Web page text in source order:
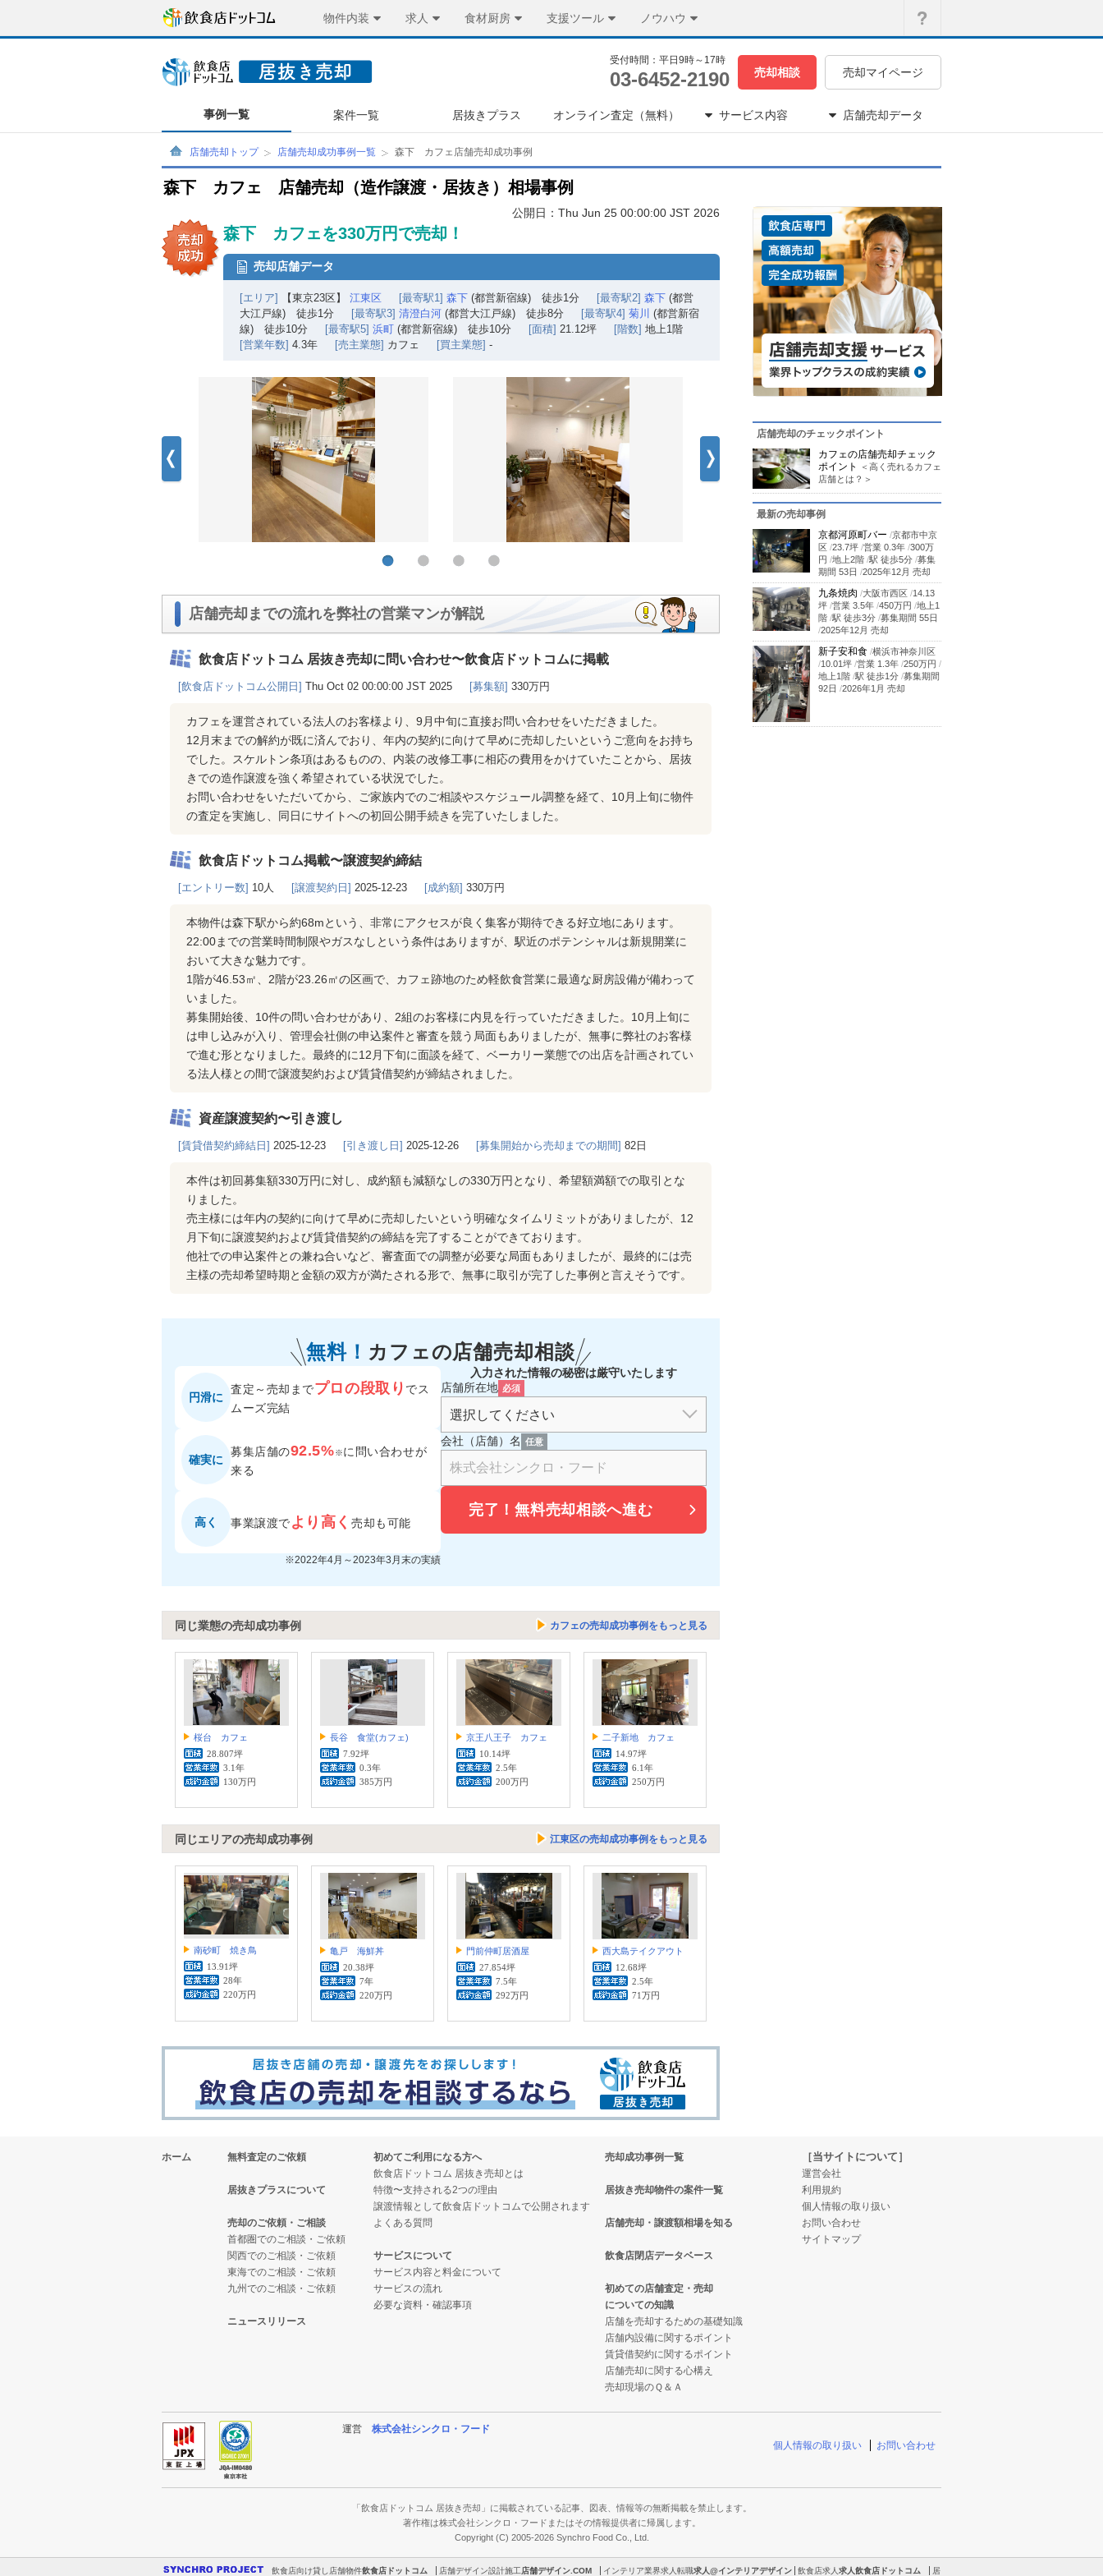
物件内装 求人 食材厨房 支援ツール ノウハウ
受付時間：平日9時～17時
03-6452-2190 売却相談 売却マイページ
事例一覧 案件一覧 居抜きプラス オンライン査定（無料） サービス内容 店舗売却データ
店舗売却トップ 店舗売却成功事例一覧 森下 カフェ店舗売却成功事例
森下 カフェ 店舗売却（造作譲渡・居抜き）相場事例
公開日：Thu Jun 25 00:00:00 JST 2026
森下 カフェを330万円で売却！
売却店舗データ
[エリア] 【東京23区】 江東区 [最寄駅1] 森下 (都営新宿線) 徒歩1分 [最寄駅2] 森下 (都営
大江戸線) 徒歩1分
[最寄駅3] 清澄白河 (都営大江戸線) 徒歩8分 [最寄駅4] 菊川 (都営新宿
線) 徒歩10分
[最寄駅5] 浜町 (都営新宿線) 徒歩10分 [面積] 21.12坪 [階数] 地上1階
[営業年数] 4.3年 [売主業態] カフェ [買主業態] -
店舗売却までの流れを弊社の営業マンが解説
飲食店ドットコム 居抜き売却に問い合わせ〜飲食店ドットコムに掲載
[飲食店ドットコム公開日] Thu Oct 02 00:00:00 JST 2025 [募集額] 330万円
カフェを運営されている法人のお客様より、9月中旬に直接お問い合わせをいただきました。
12月末までの解約が既に済んでおり、年内の契約に向けて早めに売却したいというご意向をお持ち
でした。スケルトン条項はあるものの、内装の改修工事に相応の費用をかけていたことから、居抜
きでの造作譲渡を強く希望されている状況でした。
お問い合わせをいただいてから、ご家族内でのご相談やスケジュール調整を経て、10月上旬に物件
の査定を実施し、同日にサイトへの初回公開手続きを完了いたしました。
飲食店ドットコム掲載〜譲渡契約締結
[エントリー数] 10人 [譲渡契約日] 2025-12-23 [成約額] 330万円
本物件は森下駅から約68mという、非常にアクセスが良く集客が期待できる好立地にあります。
22:00までの営業時間制限やガスなしという条件はありますが、駅近のポテンシャルは新規開業に
おいて大きな魅力です。
1階が46.53㎡、2階が23.26㎡の区画で、カフェ跡地のため軽飲食営業に最適な厨房設備が備わって
いました。
募集開始後、10件の問い合わせがあり、2組のお客様に内見を行っていただきました。10月上旬に
は申し込みが入り、管理会社側の申込案件と審査を競う局面もありましたが、無事に弊社のお客様
で進む形となりました。最終的に12月下旬に面談を経て、ベーカリー業態での出店を計画されてい
る法人様との間で譲渡契約および賃貸借契約が締結されました。
資産譲渡契約〜引き渡し
[賃貸借契約締結日] 2025-12-23 [引き渡し日] 2025-12-26 [募集開始から売却までの期間] 82日
本件は初回募集額330万円に対し、成約額も減額なしの330万円となり、希望額満額での取引とな
りました。
売主様には年内の契約に向けて早めに売却したいという明確なタイムリミットがありましたが、12
月下旬に譲渡契約および賃貸借契約の締結を完了することができております。
他社での申込案件との兼ね合いなど、審査面での調整が必要な局面もありましたが、最終的には売
主様の売却希望時期と金額の双方が満たされる形で、無事に取引が完了した事例と言えそうです。
無料！ カフェの店舗売却相談
円滑に
査定～売却までプロの段取り でス
ムーズ完結
確実に
募集店舗の92.5%※に 問い合わせが
来る
高く 事業譲渡でより高く売却も可能
※2022年4月～2023年3月末の実績
入力された情報の秘密は厳守いたします
店舗所在地 必須
会社（店舗）名 任意
完了！無料売却相談へ進む
同じ業態の売却成功事例 カフェの売却成功事例をもっと見る
桜台 カフェ
28.807坪
3.1年
130万円
長谷 食堂(カフェ)
7.92坪
0.3年
385万円
京王八王子 カフェ
10.14坪
2.5年
200万円
二子新地 カフェ
14.97坪
6.1年
250万円
同じエリアの売却成功事例 江東区の売却成功事例をもっと見る
南砂町 焼き鳥
13.91坪
28年
220万円
亀戸 海鮮丼
20.38坪
7年
220万円
門前仲町居酒屋
27.854坪
7.5年
292万円
西大島テイクアウト
12.68坪
2.5年
71万円
店舗売却のチェックポイント
カフェの店舗売却チェック
ポイント
＜高く売れるカフェ
店舗とは？＞
最新の売却事例
京都河原町バー /京都市中京
区 /23.7坪 /営業 0.3年 /300万
円 /地上2階 /駅 徒歩5分 /募集
期間 53日 /2025年12月 売却
九条焼肉 /大阪市西区 /14.13
坪 /営業 3.5年 /450万円 /地上1
階 /駅 徒歩3分 /募集期間 55日
/2025年12月 売却
新子安和食 /横浜市神奈川区
/10.01坪 /営業 1.3年 /250万円 /
地上1階 /駅 徒歩1分 /募集期間
92日 /2026年1月 売却
ホーム 無料査定のご依頼
居抜きプラスについて
売却のご依頼・ご相談
首都圏でのご相談・ご依頼
関西でのご相談・ご依頼
東海でのご相談・ご依頼
九州でのご相談・ご依頼
ニュースリリース
初めてご利用になる方へ
飲食店ドットコム 居抜き売却とは
特徴〜支持される2つの理由
譲渡情報として飲食店ドットコムで公開されます
よくある質問
サービスについて
サービス内容と料金について
サービスの流れ
必要な資料・確認事項
売却成功事例一覧
居抜き売却物件の案件一覧
店舗売却・譲渡額相場を知る
飲食店閉店データベース
初めての店舗査定・売却
についての知識
店舗を売却するための基礎知識
店舗内設備に関するポイント
賃貸借契約に関するポイント
店舗売却に関する心構え
売却現場のＱ＆Ａ
［当サイトについて］
運営会社
利用規約
個人情報の取り扱い
お問い合わせ
サイトマップ
運営 株式会社シンクロ・フード
個人情報の取り扱い
お問い合わせ
「飲食店ドットコム 居抜き売却」に掲載されている記事、図表、情報等の無断掲載を禁止します。
著作権は株式会社シンクロ・フードまたはその情報提供者に帰属します。
Copyright (C) 2005-2026 Synchro Food Co., Ltd.
飲食店向け貸し店舗物件飲食店ドットコム 店舗デザイン設計施工店舗デザイン.COM インテリア業界求人転職求人@インテリアデザイン 飲食店求人求人飲食店ドットコム 居